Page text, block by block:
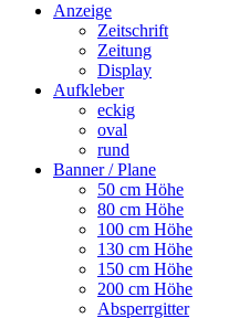
Anzeige
Zeitschrift
Zeitung
Display
Aufkleber
eckig
oval
rund
Banner / Plane
50 cm Höhe
80 cm Höhe
100 cm Höhe
130 cm Höhe
150 cm Höhe
200 cm Höhe
Absperrgitter